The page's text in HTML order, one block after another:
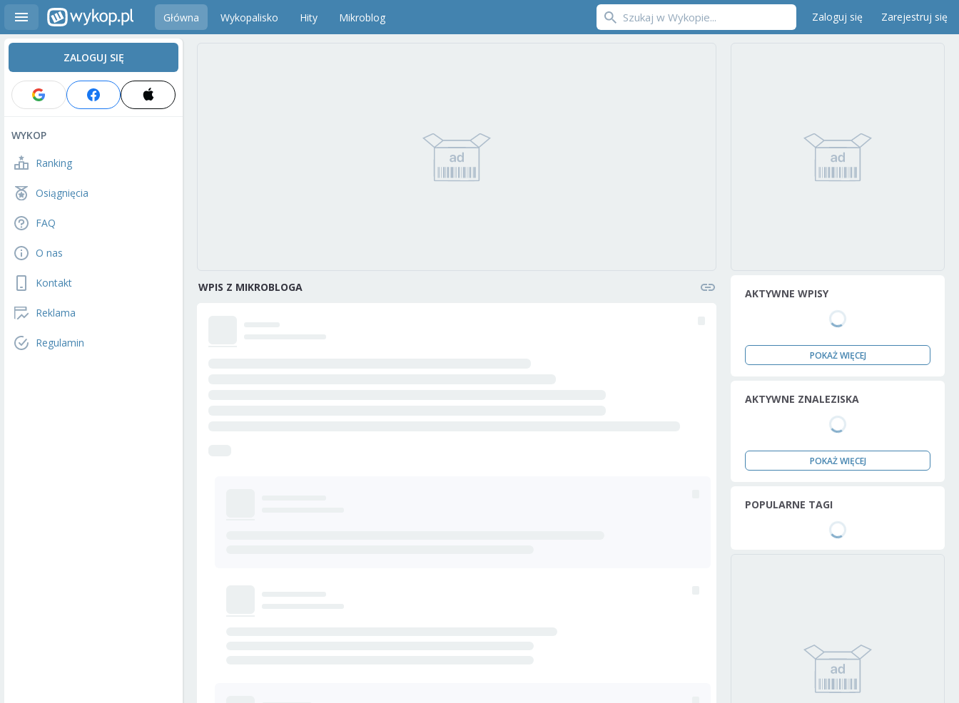
Główna Wykopalisko Hity Mikroblog Zaloguj się Zarejestruj się
ZALOGUJ SIĘ
WYKOP
Ranking
Osiągnięcia
FAQ
O nas
Kontakt
Reklama
Regulamin
WPIS Z MIKROBLOGA AKTYWNE WPISY
POKAŻ WIĘCEJ
AKTYWNE ZNALEZISKA
POKAŻ WIĘCEJ
POPULARNE TAGI